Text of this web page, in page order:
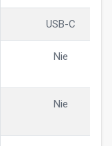
USB-C
Nie
Nie